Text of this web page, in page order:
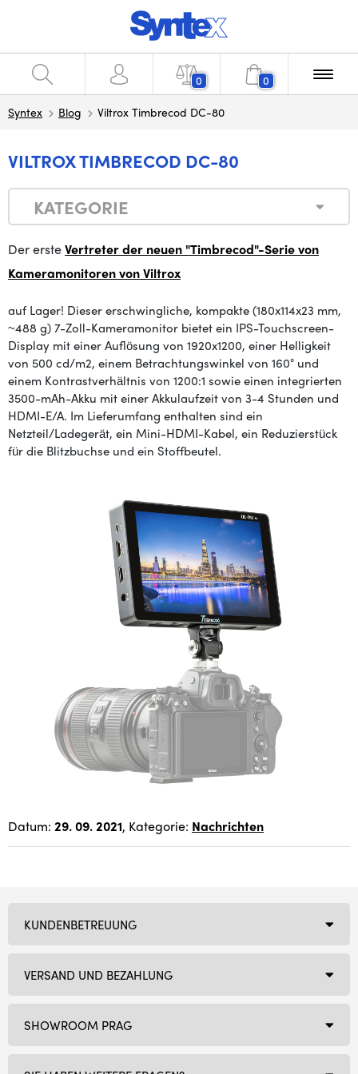
0 0
Syntex Blog Viltrox Timbrecod DC-80
VILTROX TIMBRECOD DC-80
KATEGORIE
Der ersteVertreter der neuen "Timbrecod"-Serie von
Kameramonitoren von Viltrox
auf Lager! Dieser erschwingliche, kompakte (180x114x23 mm,
~488 g) 7-Zoll-Kameramonitor bietet ein IPS-Touchscreen-
Display mit einer Auflösung von 1920x1200, einer Helligkeit
von 500 cd/m2, einem Betrachtungswinkel von 160° und
einem Kontrastverhältnis von 1200:1 sowie einen integrierten
3500-mAh-Akku mit einer Akkulaufzeit von 3-4 Stunden und
HDMI-E/A. Im Lieferumfang enthalten sind ein
Netzteil/Ladegerät, ein Mini-HDMI-Kabel, ein Reduzierstück
für die Blitzbuchse und ein Stoffbeutel.
Datum: 29. 09. 2021, Kategorie: Nachrichten
SHOWROOM PRAG
KUNDENBETREUUNG
VERSAND UND BEZAHLUNG